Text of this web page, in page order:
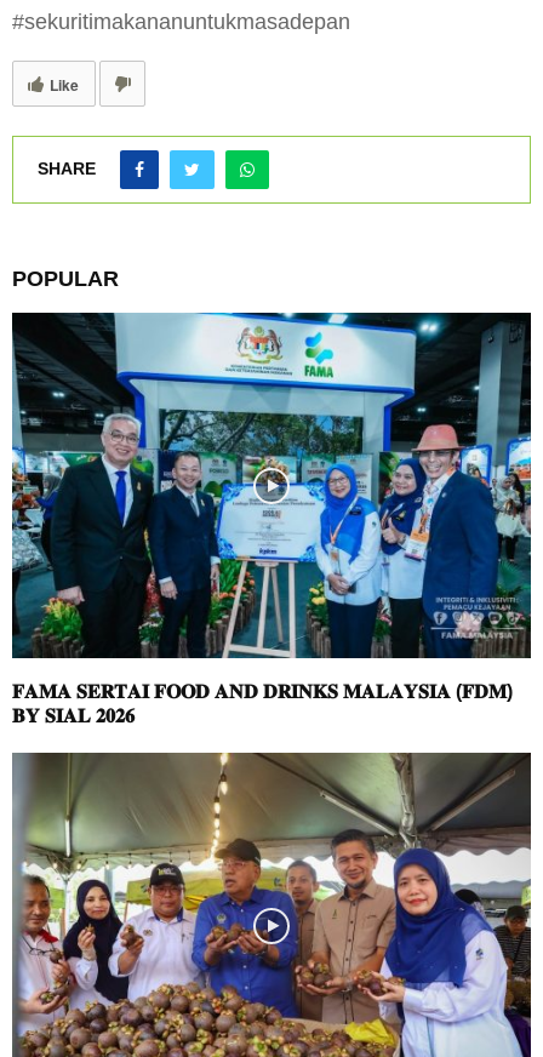
#sekuritimakananuntukmasadepan
Like
SHARE
POPULAR
𝐅𝐀𝐌𝐀 𝐒𝐄𝐑𝐓𝐀𝐈 𝐅𝐎𝐎𝐃 𝐀𝐍𝐃 𝐃𝐑𝐈𝐍𝐊𝐒 𝐌𝐀𝐋𝐀𝐘𝐒𝐈𝐀 (𝐅𝐃𝐌)
𝐁𝐘 𝐒𝐈𝐀𝐋 𝟐𝟎𝟐𝟔